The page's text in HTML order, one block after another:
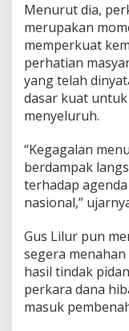
Menurut dia,
merupakan
memperkuat
perhatian
yang telah
dasar kuat
menyeluruh.
“Kegagalan
berdampak
terhadap
nasional,”
Gus Lilur pun
segera
hasil tindak
perkara dana
masuk